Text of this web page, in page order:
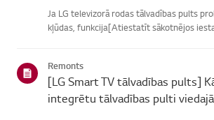
Ja LG televizorā rodas tālvadības pults
kļūdas, funkcija[Atiestatīt sākotnējos
Remonts
[LG Smart TV tālvadības pults]
integrētu tālvadības pulti